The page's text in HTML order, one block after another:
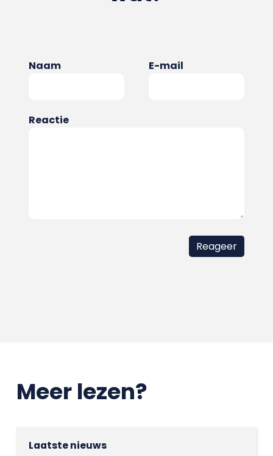
Naam E-mail
Reactie
Meer lezen?
Laatste nieuws